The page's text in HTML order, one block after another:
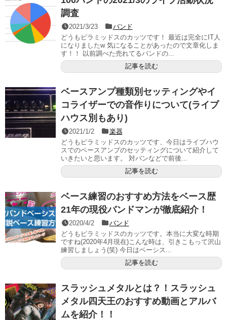
調査
2021/3/23
バンド
どうもピラミッドスのカッツです！ 最近は完全にIT人
になりましたw 気になることがあったので文章化しま
す！！ 以前調べた売れてるバンドの...
記事を読む
ベースアンプ種類別セッティングやイ
コライザーでの音作りについて(ライブ
ハウス別もあり)
2021/1/2
楽器
どうもピラミッドスのカッツです、今日はライブハウ
スでのベースアンプのセッティングについて紹介して
いきたいと思います。 対バンなどで前後...
記事を読む
ベース練習のおすすめ方法をベース歴
21年の現役バンドマンが徹底紹介！
2020/4/2
バンド
どうもピラミッドスのカッツです。本当に大変な時期
ですね(2020年4月現在)こんな時は、引きこもって沢山
練習しましょう(笑) 今日はベーシス...
記事を読む
スラッシュメタルとは？！スラッシュ
メタル四天王のおすすめ動画とアルバ
ムを紹介！！